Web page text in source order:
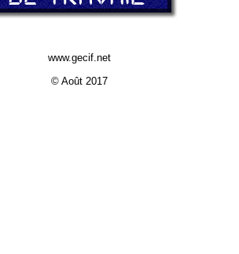
www.gecif.net
© Août 2017